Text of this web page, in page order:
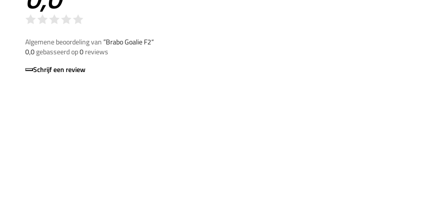
Algemene beoordeling van”Brabo Goalie F2“
0,0gebasseerd op0reviews
Schrijf een review